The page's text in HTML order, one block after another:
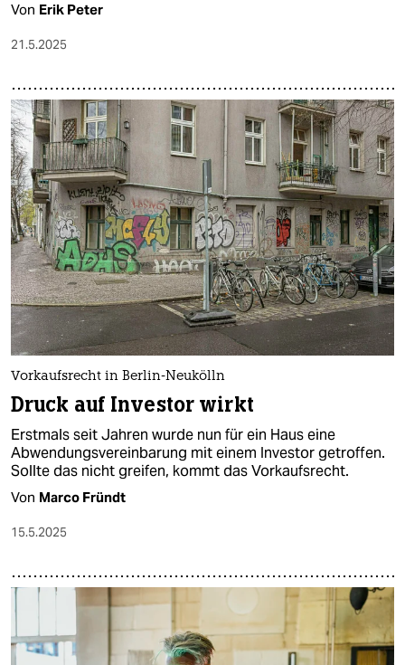
Von Erik Peter
21.5.2025
Vorkaufsrecht in Berlin-Neukölln
Druck auf Investor wirkt
Erstmals seit Jahren wurde nun für ein Haus eine
Abwendungsvereinbarung mit einem Investor getroffen.
Sollte das nicht greifen, kommt das Vorkaufsrecht.
Von Marco Fründt
15.5.2025